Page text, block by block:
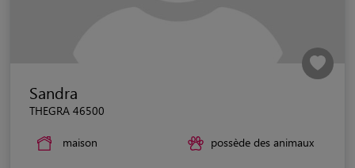
Sandra
THEGRA 46500
maison possède des animaux